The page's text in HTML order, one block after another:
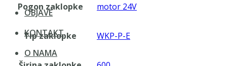
OBJAVE
KONTAKT
O NAMA
Pogon zaklopke motor 24V
Tip zaklopke WKP-P-E